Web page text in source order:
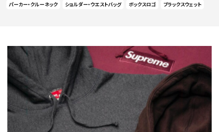
パーカー・クルーネック
ショルダー・ウエストバッグ ボックスロゴ ブラックスウェット